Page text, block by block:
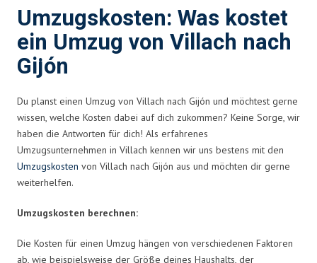
Umzugskosten: Was kostet
ein Umzug von Villach nach
Gijón
Du planst einen Umzug von Villach nach Gijón und möchtest gerne
wissen, welche Kosten dabei auf dich zukommen? Keine Sorge, wir
haben die Antworten für dich! Als erfahrenes
Umzugsunternehmen in Villach kennen wir uns bestens mit den
Umzugskosten von Villach nach Gijón aus und möchten dir gerne
weiterhelfen.
Umzugskosten berechnen:
Die Kosten für einen Umzug hängen von verschiedenen Faktoren
ab, wie beispielsweise der Größe deines Haushalts, der